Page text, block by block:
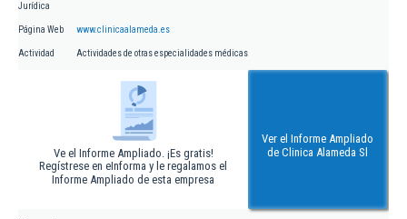
Jurídica
Página Web www.clinicaalameda.es
Actividad Actividades de otras especialidades médicas
Ve el Informe Ampliado. ¡Es gratis!
Regístrese en eInforma y le regalamos el
Informe Ampliado de esta empresa
Ver el Informe Ampliado
de Clinica Alameda Sl